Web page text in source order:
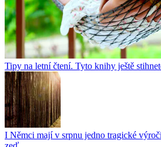
Tipy na letní čtení. Tyto knihy ještě
I Němci mají v srpnu jedno tragické